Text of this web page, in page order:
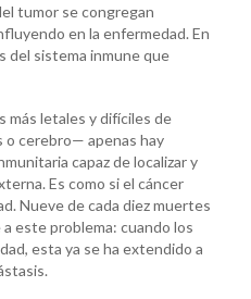
tumor se congregan
en la enfermedad. En
del sistema inmune que
más letales y difíciles de
cerebro— apenas hay
capaz de localizar y
Es como si el cáncer
Nueve de cada diez muertes
este problema: cuando los
esta ya se ha extendido a